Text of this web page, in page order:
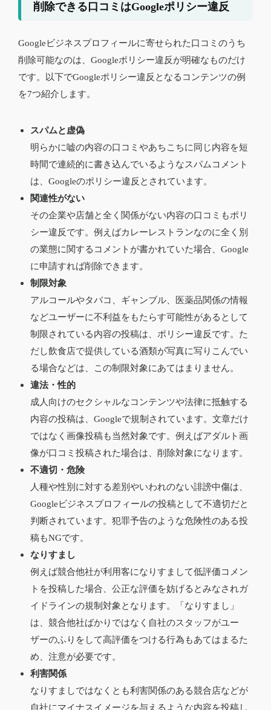
削除できる口コミはGoogleポリシー違反
Googleビジネスプロフィールに寄せられた口コミのうち
削除可能なのは、Googleポリシー違反が明確なものだけ
です。以下でGoogleポリシー違反となるコンテンツの例
を7つ紹介します。
スパムと虚偽
明らかに嘘の内容の口コミやあちこちに同じ内容を短
時間で連続的に書き込んでいるようなスパムコメント
は、Googleのポリシー違反とされています。
関連性がない
その企業や店舗と全く関係がない内容の口コミもポリ
シー違反です。例えばカレーレストランなのに全く別
の業態に関するコメントが書かれていた場合、Google
に申請すれば削除できます。
制限対象
アルコールやタバコ、ギャンブル、医薬品関係の情報
などユーザーに不利益をもたらす可能性があるとして
制限されている内容の投稿は、ポリシー違反です。た
だし飲食店で提供している酒類が写真に写りこんでい
る場合などは、この制限対象にあてはまりません。
違法・性的
成人向けのセクシャルなコンテンツや法律に抵触する
内容の投稿は、Googleで規制されています。文章だけ
ではなく画像投稿も当然対象です。例えばアダルト画
像が口コミ投稿された場合は、削除対象になります。
不適切・危険
人種や性別に対する差別やいわれのない誹謗中傷は、
Googleビジネスプロフィールの投稿として不適切だと
判断されています。犯罪予告のような危険性のある投
稿もNGです。
なりすまし
例えば競合他社が利用客になりすまして低評価コメン
トを投稿した場合、公正な評価を妨げるとみなされガ
イドラインの規制対象となります。「なりすまし」
は、競合他社ばかりではなく自社のスタッフがユー
ザーのふりをして高評価をつける行為もあてはまるた
め、注意が必要です。
利害関係
なりすましではなくとも利害関係のある競合店などが
自社にマイナスイメージを与えるような内容を投稿し